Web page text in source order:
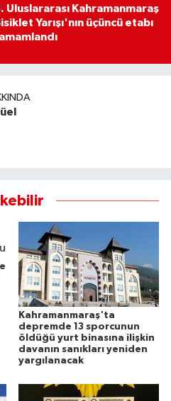
Uluslararası Kahramanmaraş
Yarışı'nın üçüncü etabı
Kahramanmaraş'ta
depremde 13 sporcunun
öldüğü yurt binasına ilişkin
davanın sanıkları yeniden
yargılanacak